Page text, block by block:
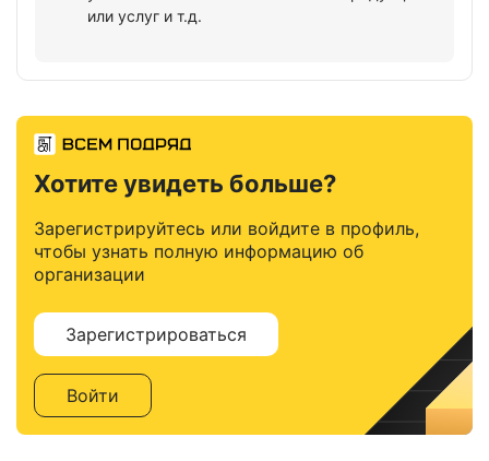
или услуг и т.д.
Хотите увидеть больше?
Зарегистрируйтесь или войдите в профиль,
чтобы узнать полную информацию об
организации
Зарегистрироваться
Войти